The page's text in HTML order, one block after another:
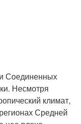
Соединенных
Несмотря
климат,
Средней